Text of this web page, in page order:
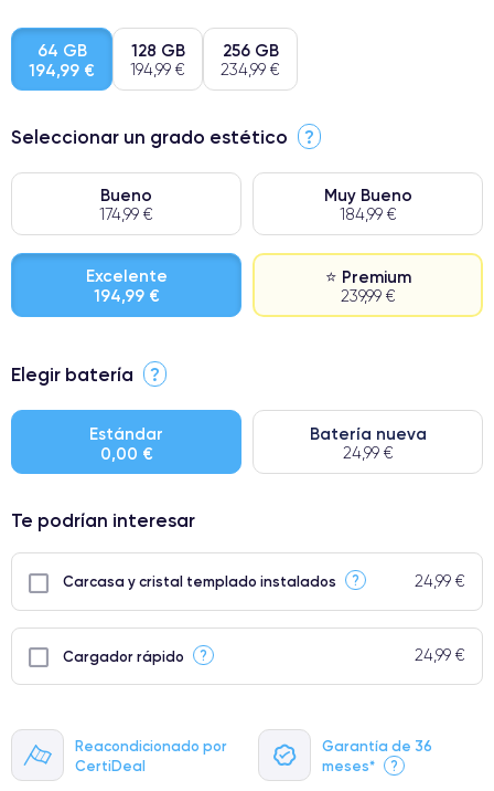
Reacondicionado por
CertiDeal
Garantía de 36
meses*
?
64 GB
194,99 €
128 GB
194,99 €
256 GB
234,99 €
Seleccionar un grado estético ?
Bueno
174,99 €
Muy Bueno
184,99 €
Excelente
194,99 €
⭐ Premium
239,99 €
⭐ Premium
● Batería: uso intensivo.
● Solo el 5% de nuestros teléfonos tienen una categoría Premium.
Elegir batería ?
Estándar
0,00 €
Batería nueva
24,99 €
Te podrían interesar
Carcasa y cristal templado instalados ? 24,99 €
Cargador rápido ? 24,99 €